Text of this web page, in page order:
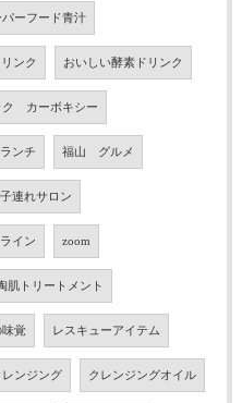
パーフード青汁
ンク おいしい酵素ドリンク
ク カーボキシー
ンチ 福山 グルメ
連れサロン
イン zoom
トリートメント
覚 レスキューアイテム
レンジング クレンジングオイル